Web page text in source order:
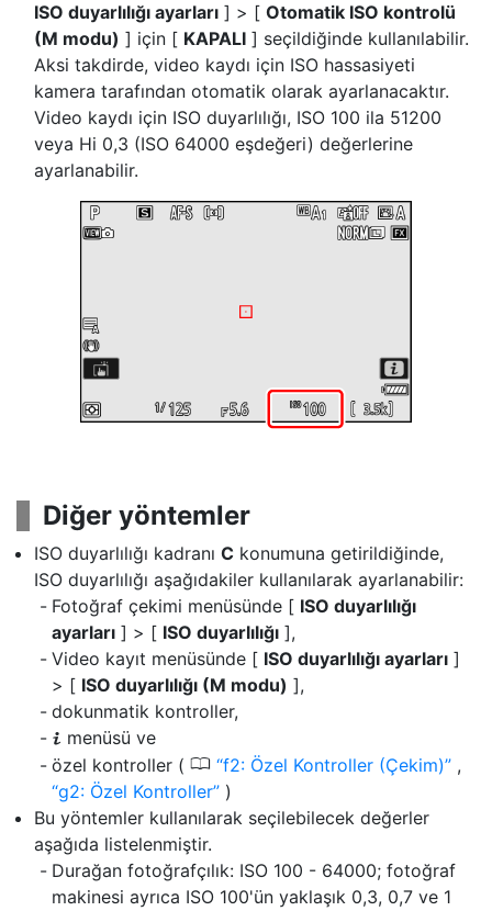
ISO duyarlılığı ayarları ] > [ Otomatik ISO kontrolü
(M modu) ] için [ KAPALI ] seçildiğinde kullanılabilir.
Aksi takdirde, video kaydı için ISO hassasiyeti
kamera tarafından otomatik olarak ayarlanacaktır.
Video kaydı için ISO duyarlılığı, ISO 100 ila 51200
veya Hi 0,3 (ISO 64000 eşdeğeri) değerlerine
ayarlanabilir.
Diğer yöntemler
ISO duyarlılığı kadranı C konumuna getirildiğinde,
ISO duyarlılığı aşağıdakiler kullanılarak ayarlanabilir:
Fotoğraf çekimi menüsünde [ ISO duyarlılığı
ayarları ] > [ ISO duyarlılığı ],
Video kayıt menüsünde [ ISO duyarlılığı ayarları ]
> [ ISO duyarlılığı (M modu) ],
dokunmatik kontroller,
i menüsü ve
özel kontroller ( 0 f2: Özel Kontroller (Çekim)
,
g2: Özel Kontroller )
Bu yöntemler kullanılarak seçilebilecek değerler
aşağıda listelenmiştir.
Durağan fotoğrafçılık: ISO 100 - 64000; fotoğraf
makinesi ayrıca ISO 100'ün yaklaşık 0,3, 0,7 ve 1